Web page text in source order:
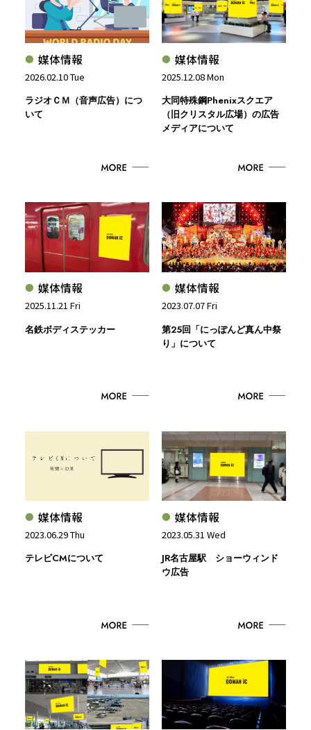
媒体情報
2026.02.10 Tue
ラジオＣＭ（音声広告）につ
いて
媒体情報
2025.12.08 Mon
大同特殊鋼Phenixスクエア
（旧クリスタル広場）の広告
メディアについて
媒体情報
2025.11.21 Fri
名鉄ボディステッカー
媒体情報
2023.07.07 Fri
第25回「にっぽんど真ん中祭
り」について
媒体情報
2023.06.29 Thu
テレビCMについて
媒体情報
2023.05.31 Wed
JR名古屋駅 ショーウィンド
ウ広告